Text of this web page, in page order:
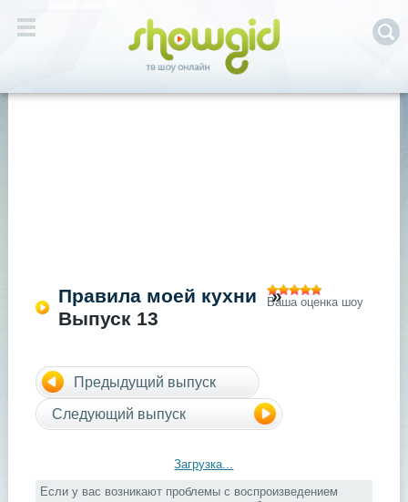
Правила моей кухни
»
Выпуск 13
Ваша оценка шоу
Предыдущий выпуск
Следующий выпуск
Загрузка...
Если у вас возникают проблемы с воспроизведением